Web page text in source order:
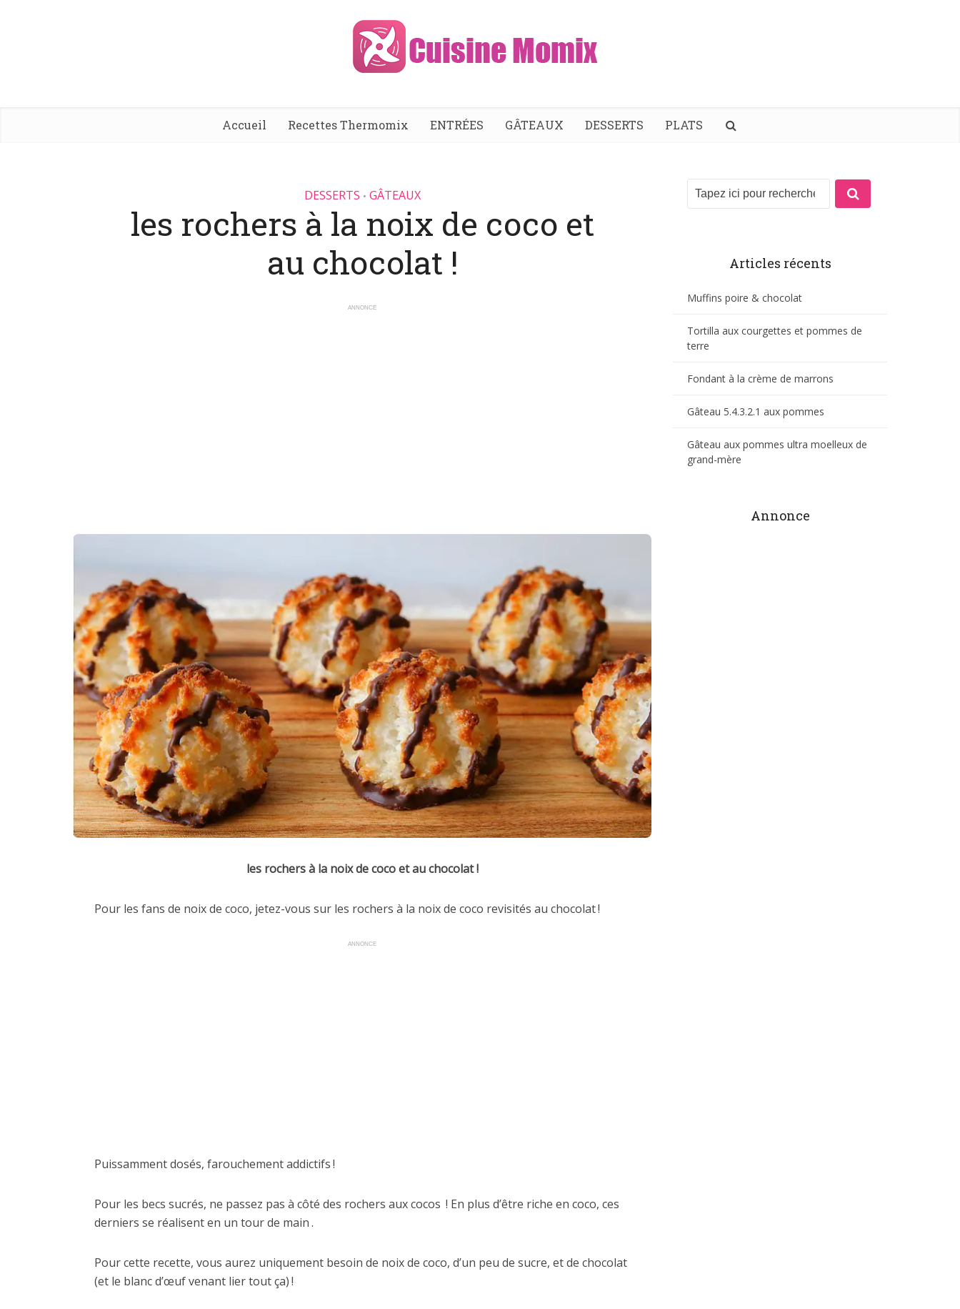
Accueil Recettes Thermomix ENTRÉES GÂTEAUX DESSERTS PLATS
DESSERTS • GÂTEAUX
les rochers à la noix de coco et
au chocolat !
ANNONCE
les rochers à la noix de coco et au chocolat !
Pour les fans de noix de coco, jetez-vous sur les rochers à la noix de coco revisités au chocolat !
ANNONCE
Puissamment dosés, farouchement addictifs !
Pour les becs sucrés, ne passez pas à côté des rochers aux cocos ! En plus d’être riche en coco, ces
derniers se réalisent en un tour de main .
Pour cette recette, vous aurez uniquement besoin de noix de coco, d’un peu de sucre, et de chocolat
(et le blanc d’œuf venant lier tout ça) !
Articles récents
Muffins poire & chocolat
Tortilla aux courgettes et pommes de
terre
Fondant à la crème de marrons
Gâteau 5.4.3.2.1 aux pommes
Gâteau aux pommes ultra moelleux de
grand-mère
Annonce